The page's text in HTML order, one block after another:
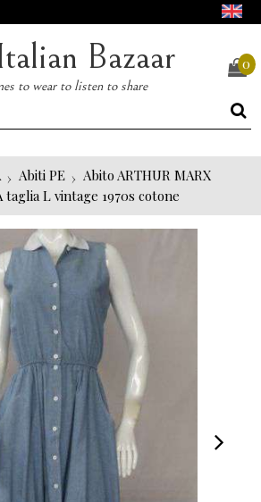
Bazaar
to wear to listen to share
0
Abiti PE
Abito ARTHUR MARX
taglia L vintage 1970s cotone